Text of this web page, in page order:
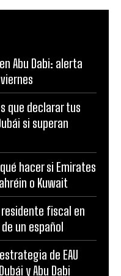
Abu Dabi: alerta
que declarar tus
si superan
hacer si Emirates
o Kuwait
residente fiscal en
un español
de EAU
y Abu Dabi